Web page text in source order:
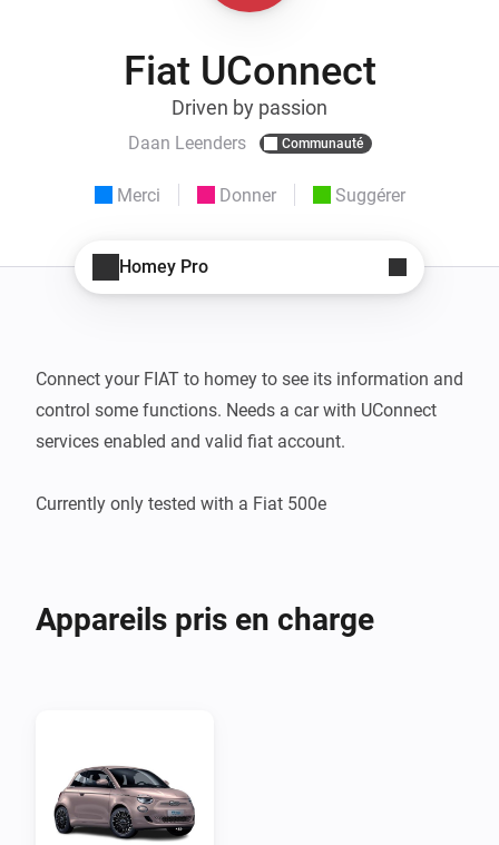
Fiat UConnect
Driven by passion
Daan Leenders Communauté
Merci Donner Suggérer
Homey Pro
Connect your FIAT to homey to see its information and
control some functions. Needs a car with UConnect
services enabled and valid fiat account.
Appareils pris en charge